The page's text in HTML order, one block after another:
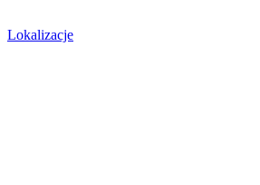
Lokalizacje